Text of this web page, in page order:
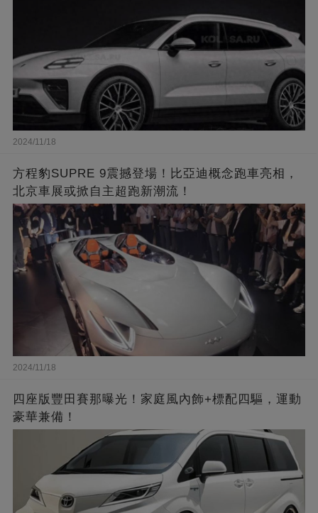
2024/11/18
方程豹SUPRE 9震撼登場！比亞迪概念跑車亮相，
北京車展或掀自主超跑新潮流！
2024/11/18
四座版豐田賽那曝光！家庭風內飾+標配四驅，運動
豪華兼備！